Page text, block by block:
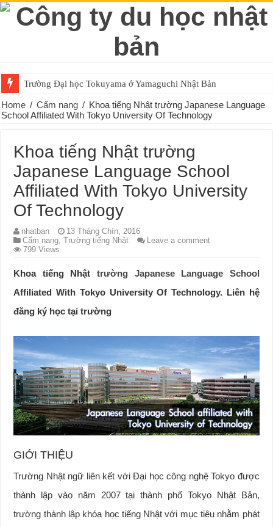
Trường Đại học Tokuyama ở Yamaguchi Nhật Bản
Home / Cẩm nang / Khoa tiếng Nhật trường Japanese Language
School Affiliated With Tokyo University Of Technology
Khoa tiếng Nhật trường
Japanese Language School
Affiliated With Tokyo University
Of Technology
nhatban
13 Tháng Chín, 2016
Cẩm nang,Trường tiếng Nhật
Leave a comment
799 Views
Khoa tiếng Nhật trường Japanese Language School
Affiliated With Tokyo University Of Technology. Liên hệ
đăng ký học tại trường
GIỚI THIỆU
Trường Nhật ngữ liên kết với Đại học công nghệ Tokyo được
thành lập vào năm 2007 tại thành phố Tokyo Nhật Bản,
trường thành lập khóa học tiếng Nhật với mục tiêu nhằm phát